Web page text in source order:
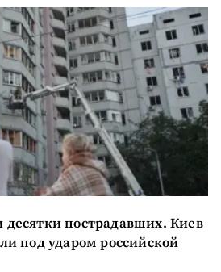
пострадавших. Киев
под ударом российской
источник
имя
почта
email
телефон
и согласен(на)
.